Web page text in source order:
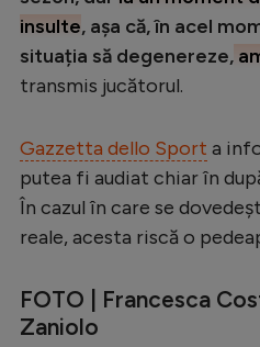
insulte, așa că, în acel
situația să degenereze,
transmis jucătorul.
Gazzetta dello Sport a
putea fi audiat chiar în
În cazul în care se
reale, acesta riscă o
FOTO | Francesca
Zaniolo